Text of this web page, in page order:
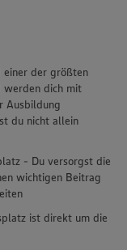
einer der größten
werden dich mit
Ausbildung
du nicht allein
- Du versorgst die
wichtigen Beitrag
ist direkt um die